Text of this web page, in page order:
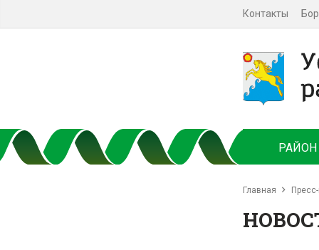
Контакты
РАЙОН
Главная